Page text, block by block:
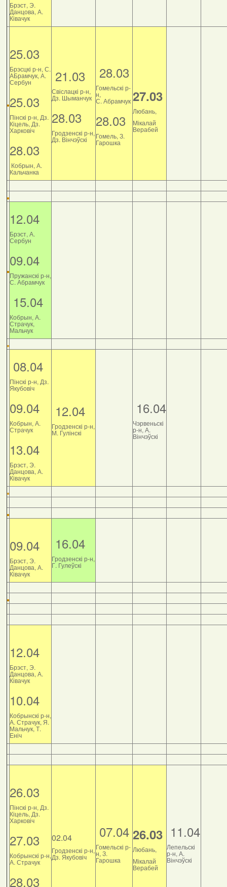
Брэст, Э.
Данцова, А.
Ківачук
25.03
Брэсцкі р-н, С.
АБрамчук, А.
Сербун
25.03
Пінскі р-н, Дз.
Кіцель, Дз.
Харковіч
28.03
Кобрын, А.
Кальчанка
21.03
Свіслацкі р-н,
Дз. Шыманчук
28.03
Гродзенскі р-н,
Дз. Вінчэўскі
28.03
Гомельскі р-
н,
С. Абрамчук
28.03
Гомель, З.
Гарошка
27.03
Любань,
Мікалай
Верабей
12.04
Брэст, А.
Сербун
09.04
Пружанскі р-н,
С. Абрамчук
15.04
Кобрын, А.
Страчук,
Мальчук
08.04
Пінскі р-н, Дз.
Якубовіч
09.04
Кобрын, А.
Страчук
13.04
Брэст, Э.
Данцова, А.
Ківачук
12.04
Гродзенскі р-н,
М. Гулінскі
16.04
Чэрвеньскі
р-н, А.
Вінчэўскі
09.04
Брэст, Э.
Данцова, А.
Ківачук
16.04
Гродзенскі р-н,
Г. Гулеўскі
12.04
Брэст, Э.
Данцова, А.
Ківачук
10.04
Кобрынскі р-н,
А. Страчук, Я.
Мальчук, Т.
Еніч
26.03
Пінскі р-н, Дз.
Кіцель, Дз.
Харковіч
27.03
Кобрынскі р-н,
А. Страчук
28.03
02.04
Гродзенскі р-н,
Дз. Якубовіч
07.04
Гомельскі р-
н, З.
Гарошка
26.03
Любань,
Мікалай
Верабей
11.04
Лепельскі
р-н, А.
Вінчэўскі